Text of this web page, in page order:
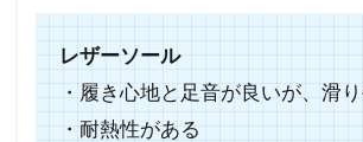
レザーソール
・履き心地と足音が良いが、滑
・耐熱性がある